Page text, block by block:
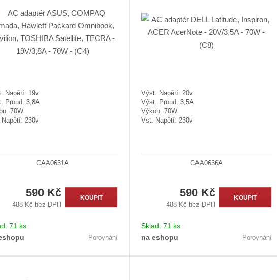
d
u
k
Napětí: 19v
Proud: 3,8A
70W
230v
CAA0631A
590 Kč
488 Kč bez DPH
KOUPIT
71 ks
Porovnání
Výst. Napětí: 20v
Výst. Proud: 3,5A
Výkon: 70W
Vst. Napětí: 230v
CAA0636A
590 Kč
488 Kč bez DPH
KOUPIT
Sklad: 71 ks
na eshopu
Porovnání